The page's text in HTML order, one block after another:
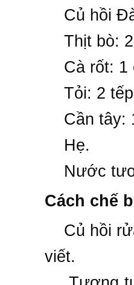
Củ hồi Đà
Thịt bò:
Cà rốt: 1
Tỏi: 2
Cần tây:
Hẹ.
Nước
Cách chế
Củ hồi
viết.